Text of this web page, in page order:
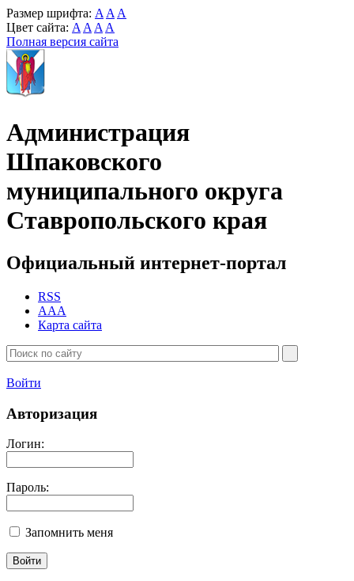
Размер шрифта: A A A
Цвет сайта: A A A A
Полная версия сайта
Администрация
Шпаковского
муниципального округа
Ставропольского края
Официальный интернет-портал
RSS
AAA
Карта сайта
Войти
Авторизация
Логин:
Пароль:
Запомнить меня